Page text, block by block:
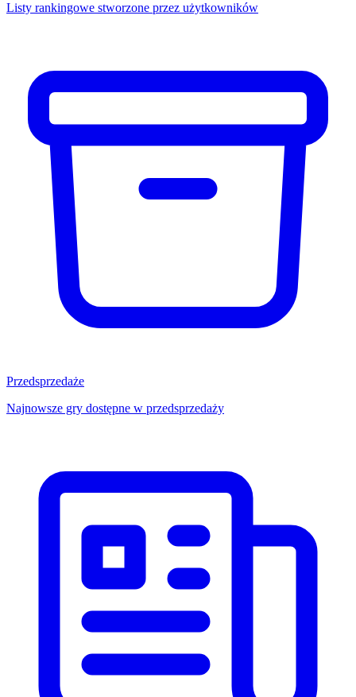
Listy rankingowe stworzone przez użytkowników
Przedsprzedaże
Najnowsze gry dostępne w przedsprzedaży